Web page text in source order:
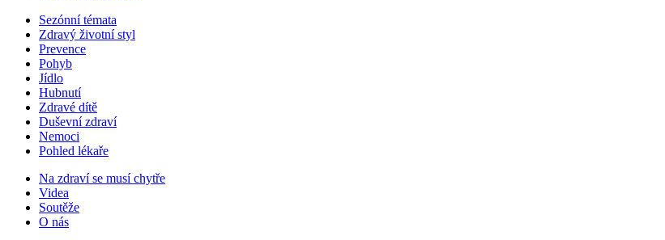
Sezónní témata
Zdravý životní styl
Prevence
Pohyb
Jídlo
Hubnutí
Zdravé dítě
Duševní zdraví
Nemoci
Pohled lékaře
Na zdraví se musí chytře
Videa
Soutěže
O nás